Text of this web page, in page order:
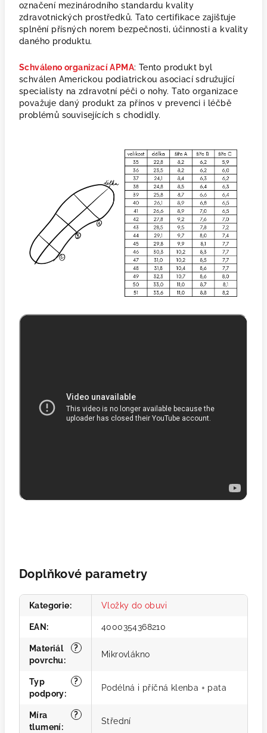
označení mezinárodního standardu kvality
zdravotnických prostředků. Tato certifikace zajišťuje
splnění přísných norem bezpečnosti, účinnosti a kvality
daného produktu.
Schváleno organizací APMA: Tento produkt byl
schválen Americkou podiatrickou asociací sdružující
specialisty na zdravotní péči o nohy. Tato organizace
považuje daný produkt za přínos v prevenci i léčbě
problémů souvisejících s chodidly.
Doplňkové parametry
Kategorie: Vložky do obuvi
EAN : 4000354368210
?
Materiál
povrchu:
Mikrovlákno
?
Typ
podpory:
Podélná i příčná klenba + pata
?
Míra
tlumení:
Střední